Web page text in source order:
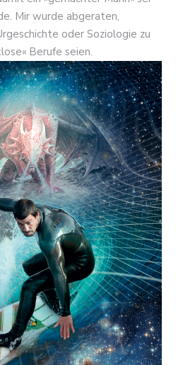
Mir wurde abgeraten,
oder Soziologie zu
Berufe seien.